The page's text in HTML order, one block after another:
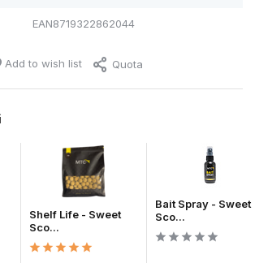
EAN8719322862044
Add to wish list Quota
Shelf Life - Sweet
Sco...
Bait Spray - Sweet
Sco...